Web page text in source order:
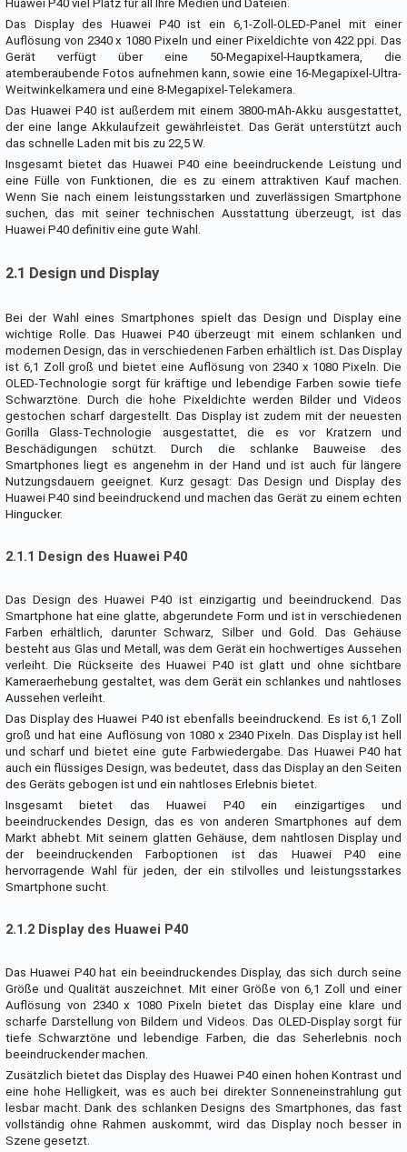
Huawei P40 viel Platz für all Ihre Medien und Dateien.
Das Display des Huawei P40 ist ein 6,1-Zoll-OLED-Panel mit einer
Auflösung von 2340 x 1080 Pixeln und einer Pixeldichte von 422 ppi. Das
Gerät verfügt über eine 50-Megapixel-Hauptkamera, die
atemberaubende Fotos aufnehmen kann, sowie eine 16-Megapixel-Ultra-
Weitwinkelkamera und eine 8-Megapixel-Telekamera.
Das Huawei P40 ist außerdem mit einem 3800-mAh-Akku ausgestattet,
der eine lange Akkulaufzeit gewährleistet. Das Gerät unterstützt auch
das schnelle Laden mit bis zu 22,5 W.
Insgesamt bietet das Huawei P40 eine beeindruckende Leistung und
eine Fülle von Funktionen, die es zu einem attraktiven Kauf machen.
Wenn Sie nach einem leistungsstarken und zuverlässigen Smartphone
suchen, das mit seiner technischen Ausstattung überzeugt, ist das
Huawei P40 definitiv eine gute Wahl.
2.1 Design und Display
Bei der Wahl eines Smartphones spielt das Design und Display eine
wichtige Rolle. Das Huawei P40 überzeugt mit einem schlanken und
modernen Design, das in verschiedenen Farben erhältlich ist. Das Display
ist 6,1 Zoll groß und bietet eine Auflösung von 2340 x 1080 Pixeln. Die
OLED-Technologie sorgt für kräftige und lebendige Farben sowie tiefe
Schwarztöne. Durch die hohe Pixeldichte werden Bilder und Videos
gestochen scharf dargestellt. Das Display ist zudem mit der neuesten
Gorilla Glass-Technologie ausgestattet, die es vor Kratzern und
Beschädigungen schützt. Durch die schlanke Bauweise des
Smartphones liegt es angenehm in der Hand und ist auch für längere
Nutzungsdauern geeignet. Kurz gesagt: Das Design und Display des
Huawei P40 sind beeindruckend und machen das Gerät zu einem echten
Hingucker.
2.1.1 Design des Huawei P40
Das Design des Huawei P40 ist einzigartig und beeindruckend. Das
Smartphone hat eine glatte, abgerundete Form und ist in verschiedenen
Farben erhältlich, darunter Schwarz, Silber und Gold. Das Gehäuse
besteht aus Glas und Metall, was dem Gerät ein hochwertiges Aussehen
verleiht. Die Rückseite des Huawei P40 ist glatt und ohne sichtbare
Kameraerhebung gestaltet, was dem Gerät ein schlankes und nahtloses
Aussehen verleiht.
Das Display des Huawei P40 ist ebenfalls beeindruckend. Es ist 6,1 Zoll
groß und hat eine Auflösung von 1080 x 2340 Pixeln. Das Display ist hell
und scharf und bietet eine gute Farbwiedergabe. Das Huawei P40 hat
auch ein flüssiges Design, was bedeutet, dass das Display an den Seiten
des Geräts gebogen ist und ein nahtloses Erlebnis bietet.
Insgesamt bietet das Huawei P40 ein einzigartiges und
beeindruckendes Design, das es von anderen Smartphones auf dem
Markt abhebt. Mit seinem glatten Gehäuse, dem nahtlosen Display und
der beeindruckenden Farboptionen ist das Huawei P40 eine
hervorragende Wahl für jeden, der ein stilvolles und leistungsstarkes
Smartphone sucht.
2.1.2 Display des Huawei P40
Das Huawei P40 hat ein beeindruckendes Display, das sich durch seine
Größe und Qualität auszeichnet. Mit einer Größe von 6,1 Zoll und einer
Auflösung von 2340 x 1080 Pixeln bietet das Display eine klare und
scharfe Darstellung von Bildern und Videos. Das OLED-Display sorgt für
tiefe Schwarztöne und lebendige Farben, die das Seherlebnis noch
beeindruckender machen.
Zusätzlich bietet das Display des Huawei P40 einen hohen Kontrast und
eine hohe Helligkeit, was es auch bei direkter Sonneneinstrahlung gut
lesbar macht. Dank des schlanken Designs des Smartphones, das fast
vollständig ohne Rahmen auskommt, wird das Display noch besser in
Szene gesetzt.